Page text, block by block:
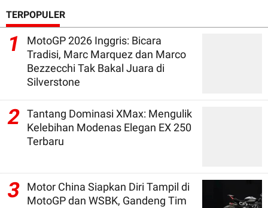
TERPOPULER
1
MotoGP 2026 Inggris: Bicara
Tradisi, Marc Marquez dan Marco
Bezzecchi Tak Bakal Juara di
Silverstone
2 Tantang Dominasi XMax: Mengulik
Kelebihan Modenas Elegan EX 250
Terbaru
3
Motor China Siapkan Diri Tampil di
MotoGP dan WSBK, Gandeng Tim